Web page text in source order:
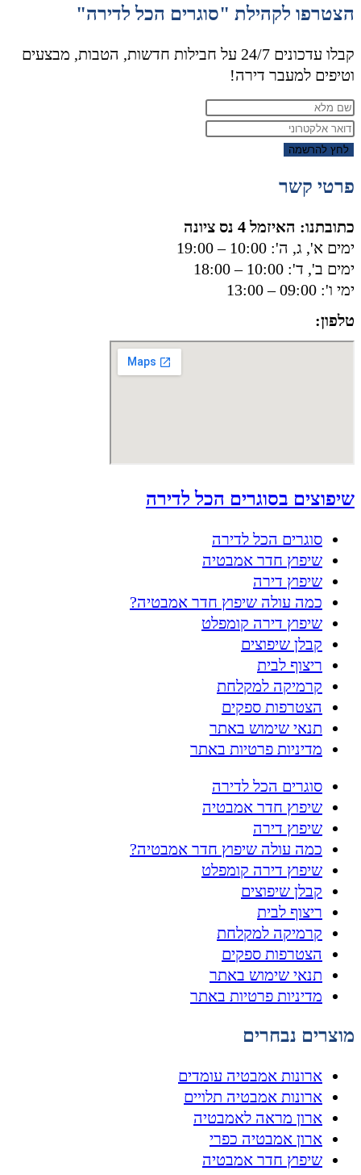
הצטרפו לקהילת "סוגרים הכל לדירה"
קבלו עדכונים 24/7 על חבילות חדשות, הטבות, מבצעים
וטיפים למעבר דירה!
לחץ להרשמה
פרטי קשר
כתובתנו: האיזמל 4 נס ציונה
ימים א', ג, ה': 10:00 – 19:00
ימים ב', ד': 10:00 – 18:00
ימי ו': 09:00 – 13:00
טלפון:
שיפוצים בסוגרים הכל לדירה
סוגרים הכל לדירה
שיפוץ חדר אמבטיה
שיפוץ דירה
כמה עולה שיפוץ חדר אמבטיה?
שיפוץ דירה קומפלט
קבלן שיפוצים
ריצוף לבית
קרמיקה למקלחת
הצטרפות ספקים
תנאי שימוש באתר
מדיניות פרטיות באתר
סוגרים הכל לדירה
שיפוץ חדר אמבטיה
שיפוץ דירה
כמה עולה שיפוץ חדר אמבטיה?
שיפוץ דירה קומפלט
קבלן שיפוצים
ריצוף לבית
קרמיקה למקלחת
הצטרפות ספקים
תנאי שימוש באתר
מדיניות פרטיות באתר
מוצרים נבחרים
ארונות אמבטיה עומדים
ארונות אמבטיה תלויים
ארון מראה לאמבטיה
ארון אמבטיה כפרי
שיפוץ חדר אמבטיה